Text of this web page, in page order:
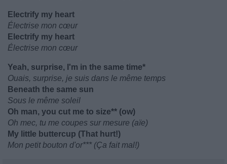
Electrify my heart
Électrise mon cœur
Electrify my heart
Électrise mon cœur
Yeah, surprise, I'm in the same time*
Ouais, surprise, je suis dans le même temps
Beneath the same sun
Sous le même soleil
Oh man, you cut me to size** (ow)
Oh mec, tu me coupes sur mesure (aïe)
My little buttercup (That hurt!)
Mon petit bouton d'or*** (Ça fait mal!)